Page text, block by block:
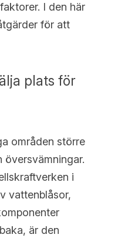
I den här
för att
plats för
områden större
översvämningar.
i
vattenblåsor,
är den